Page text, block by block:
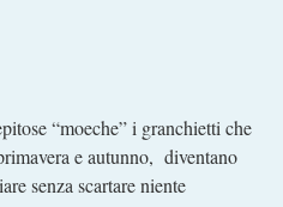
“moeche” i granchietti che
e autunno, diventano
senza scartare niente